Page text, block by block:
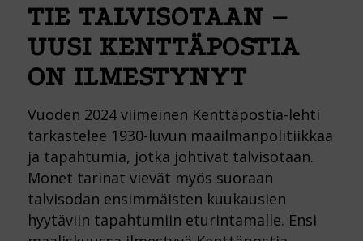
TIE TALVISOTAAN –
UUSI KENTTÄPOSTIA
ON ILMESTYNYT
Vuoden 2024 viimeinen Kenttäpostia-lehti
tarkastelee 1930-luvun maailmanpolitiikkaa
ja tapahtumia, jotka johtivat talvisotaan.
Monet tarinat vievät myös suoraan
talvisodan ensimmäisten kuukausien
hyytäviin tapahtumiin eturintamalle. Ensi